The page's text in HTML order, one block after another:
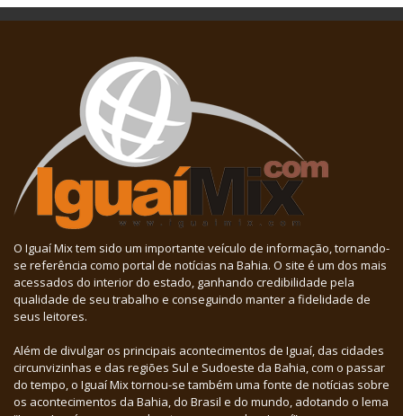
O Iguaí Mix tem sido um importante veículo de informação, tornando-
se referência como portal de notícias na Bahia. O site é um dos mais
acessados do interior do estado, ganhando credibilidade pela
qualidade de seu trabalho e conseguindo manter a fidelidade de
seus leitores.
Além de divulgar os principais acontecimentos de Iguaí, das cidades
circunvizinhas e das regiões Sul e Sudoeste da Bahia, com o passar
do tempo, o Iguaí Mix tornou-se também uma fonte de notícias sobre
os acontecimentos da Bahia, do Brasil e do mundo, adotando o lema